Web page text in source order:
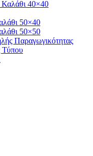
40×40
50×40
50×50
Παραγωγικότητας
Τύπου